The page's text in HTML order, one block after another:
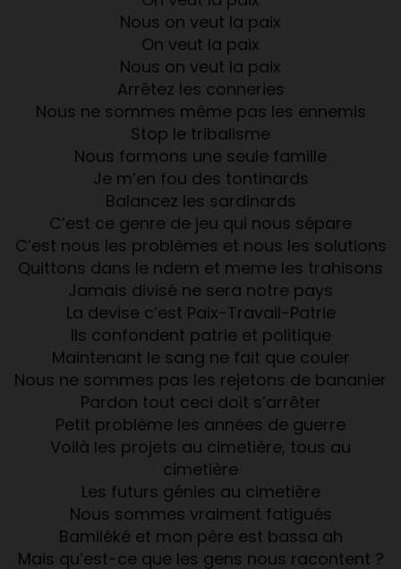
Nous on veut la paix
On veut la paix
Nous on veut la paix
Arrêtez les conneries
Nous ne sommes même pas les ennemis
Stop le tribalisme
Nous formons une seule famille
Je m’en fou des tontinards
Balancez les sardinards
C’est ce genre de jeu qui nous sépare
C’est nous les problèmes et nous les solutions
Quittons dans le ndem et meme les trahisons
Jamais divisé ne sera notre pays
La devise c’est Paix-Travail-Patrie
Ils confondent patrie et politique
Maintenant le sang ne fait que couler
Nous ne sommes pas les rejetons de bananier
Pardon tout ceci doit s’arrêter
Petit problème les années de guerre
Voilà les projets au cimetière, tous au
cimetière
Les futurs génies au cimetière
Nous sommes vraiment fatigués
Bamiléké et mon père est bassa ah
Mais qu’est-ce que les gens nous racontent ?